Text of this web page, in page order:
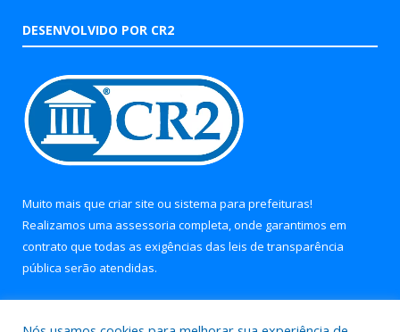
DESENVOLVIDO POR CR2
Muito mais que criar site ou sistema para prefeituras!
Realizamos uma assessoria completa, onde garantimos em
contrato que todas as exigências das leis de transparência
pública serão atendidas.